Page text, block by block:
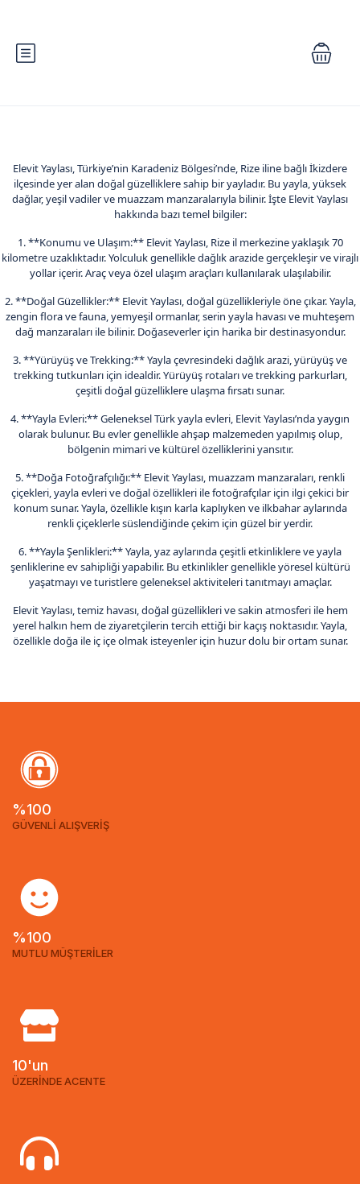
Elevit Yaylası, Türkiye’nin Karadeniz Bölgesi’nde, Rize iline bağlı İkizdere
ilçesinde yer alan doğal güzelliklere sahip bir yayladır. Bu yayla, yüksek
dağlar, yeşil vadiler ve muazzam manzaralarıyla bilinir. İşte Elevit Yaylası
hakkında bazı temel bilgiler:
1. **Konumu ve Ulaşım:** Elevit Yaylası, Rize il merkezine yaklaşık 70
kilometre uzaklıktadır. Yolculuk genellikle dağlık arazide gerçekleşir ve virajlı
yollar içerir. Araç veya özel ulaşım araçları kullanılarak ulaşılabilir.
2. **Doğal Güzellikler:** Elevit Yaylası, doğal güzellikleriyle öne çıkar. Yayla,
zengin flora ve fauna, yemyeşil ormanlar, serin yayla havası ve muhteşem
dağ manzaraları ile bilinir. Doğaseverler için harika bir destinasyondur.
3. **Yürüyüş ve Trekking:** Yayla çevresindeki dağlık arazi, yürüyüş ve
trekking tutkunları için idealdir. Yürüyüş rotaları ve trekking parkurları,
çeşitli doğal güzelliklere ulaşma fırsatı sunar.
4. **Yayla Evleri:** Geleneksel Türk yayla evleri, Elevit Yaylası’nda yaygın
olarak bulunur. Bu evler genellikle ahşap malzemeden yapılmış olup,
bölgenin mimari ve kültürel özelliklerini yansıtır.
5. **Doğa Fotoğrafçılığı:** Elevit Yaylası, muazzam manzaraları, renkli
çiçekleri, yayla evleri ve doğal özellikleri ile fotoğrafçılar için ilgi çekici bir
konum sunar. Yayla, özellikle kışın karla kaplıyken ve ilkbahar aylarında
renkli çiçeklerle süslendiğinde çekim için güzel bir yerdir.
6. **Yayla Şenlikleri:** Yayla, yaz aylarında çeşitli etkinliklere ve yayla
şenliklerine ev sahipliği yapabilir. Bu etkinlikler genellikle yöresel kültürü
yaşatmayı ve turistlere geleneksel aktiviteleri tanıtmayı amaçlar.
Elevit Yaylası, temiz havası, doğal güzellikleri ve sakin atmosferi ile hem
yerel halkın hem de ziyaretçilerin tercih ettiği bir kaçış noktasıdır. Yayla,
özellikle doğa ile iç içe olmak isteyenler için huzur dolu bir ortam sunar.
%100
GÜVENLİ ALIŞVERİŞ
%100
MUTLU MÜŞTERİLER
10'un
ÜZERİNDE ACENTE